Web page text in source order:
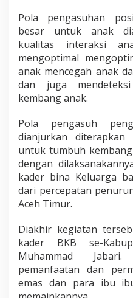
Pola pengasuhan
besar untuk anak
kualitas interaksi
mengoptimal
anak mencegah anak
dan juga
kembang anak.
Pola pengasuh
dianjurkan
untuk tumbuh
dengan
kader bina Keluarga
dari percepatan
Aceh Timur.
Diakhir kegiatan
kader BKB se-
Muhammad
pemanfaatan dan
emas dan para ibu